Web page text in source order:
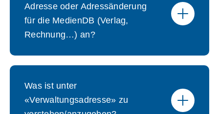
Adresse oder Adressänderung
für die MedienDB (Verlag,
Rechnung…) an?
Was ist unter
«Verwaltungsadresse» zu